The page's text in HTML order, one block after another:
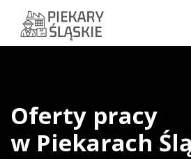
Oferty pracy
w Piekarach